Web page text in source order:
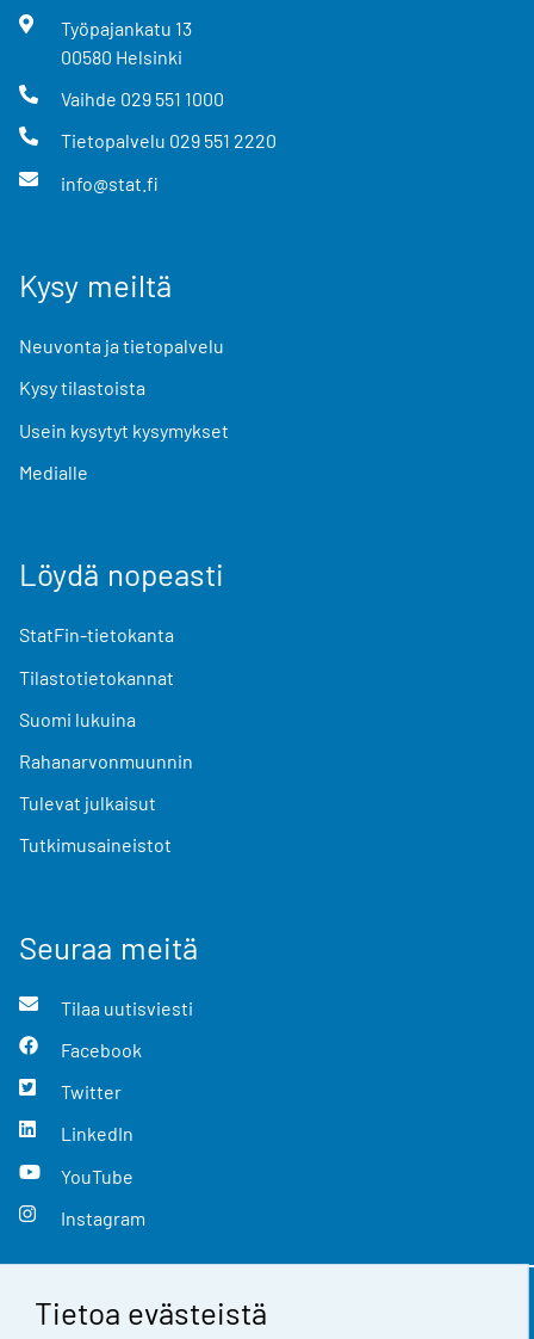
Tietoa evästeistä
Työpajankatu 13
00580 Helsinki
Vaihde 029 551 1000
Tietopalvelu 029 551 2220
info@stat.fi
Kysy meiltä
Neuvonta ja tietopalvelu
Kysy tilastoista
Usein kysytyt kysymykset
Medialle
Löydä nopeasti
StatFin-tietokanta
Tilastotietokannat
Suomi lukuina
Rahanarvonmuunnin
Tulevat julkaisut
Tutkimusaineistot
Seuraa meitä
Tilaa uutisviesti
Facebook
Twitter
LinkedIn
YouTube
Instagram
Yhteystiedot